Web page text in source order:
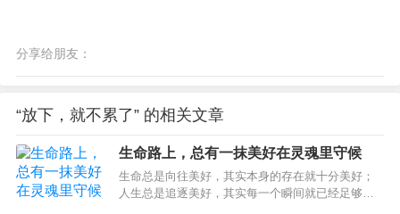
分享给朋友：
“放下，就不累了” 的相关文章
生命路上，总有一抹美好在灵魂里守候
生命总是向往美好，其实本身的存在就十分美好；
人生总是追逐美好，其实每一个瞬间就已经足够美